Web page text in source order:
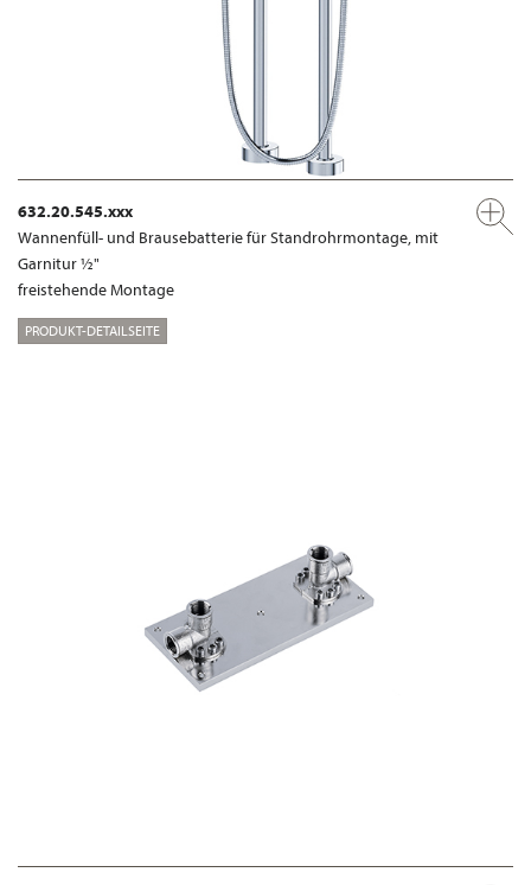
632.20.545.xxx
Wannenfüll- und Brausebatterie für Standrohrmontage, mit
Garnitur ½"
freistehende Montage
PRODUKT-DETAILSEITE